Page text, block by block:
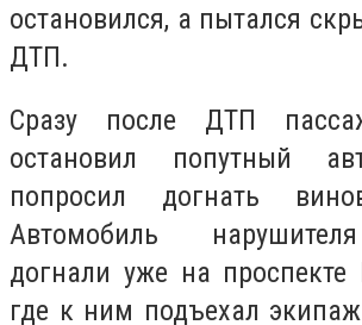
остановился, а пытался
ДТП.
Сразу после ДТП
остановил попутный
попросил догнать
Автомобиль
догнали уже на проспекте
где к ним подъехал